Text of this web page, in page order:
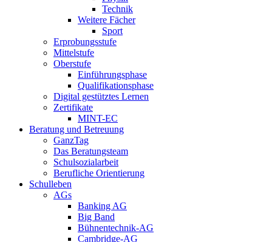
Technik
Weitere Fächer
Sport
Erprobungsstufe
Mittelstufe
Oberstufe
Einführungsphase
Qualifikationsphase
Digital gestütztes Lernen
Zertifikate
MINT-EC
Beratung und Betreuung
GanzTag
Das Beratungsteam
Schulsozialarbeit
Berufliche Orientierung
Schulleben
AGs
Banking AG
Big Band
Bühnentechnik-AG
Cambridge-AG